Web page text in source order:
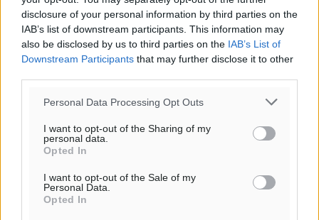
disclosure of your personal information by third parties on the
IAB’s list of downstream participants. This information may
also be disclosed by us to third parties on the IAB’s List of
Downstream Participants that may further disclose it to other
Personal Data Processing Opt Outs
I want to opt-out of the Sharing of my
personal data.
Opted In
I want to opt-out of the Sale of my
Personal Data.
Opted In